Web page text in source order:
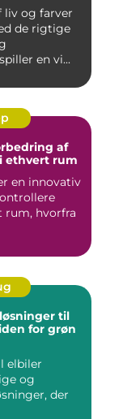
liv og farver
de rigtige
en vi...
af
ethvert rum
en innovativ
rum, hvorfra
til
for grøn
elbiler
og
der